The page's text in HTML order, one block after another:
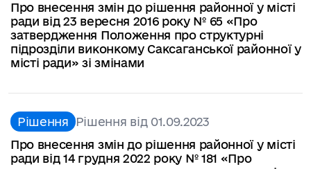
Про внесення змін до рішення районної у місті
ради від 23 вересня 2016 року № 65 «Про
затвердження Положення про структурні
підрозділи виконкому Саксаганської районної у
місті ради» зі змінами
Рішення Рішення від 01.09.2023
Про внесення змін до рішення районної у місті
ради від 14 грудня 2022 року № 181 «Про